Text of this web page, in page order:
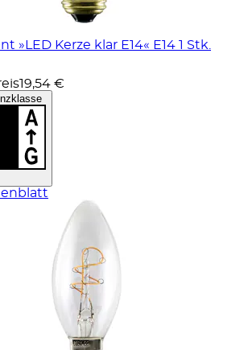
»LED Kerze klar E14« E14 1 Stk.
19,54 €